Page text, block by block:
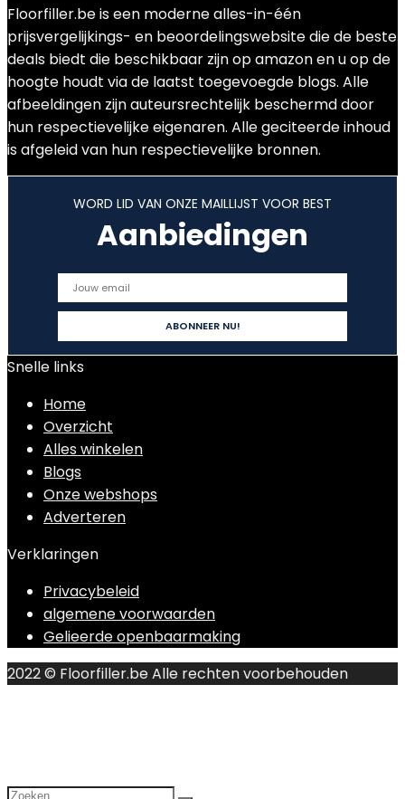
Floorfiller.be is een moderne alles-in-één
prijsvergelijkings- en beoordelingswebsite die de beste
deals biedt die beschikbaar zijn op amazon en u op de
hoogte houdt via de laatst toegevoegde blogs. Alle
afbeeldingen zijn auteursrechtelijk beschermd door
hun respectievelijke eigenaren. Alle geciteerde inhoud
is afgeleid van hun respectievelijke bronnen.
WORD LID VAN ONZE MAILLIJST VOOR BEST
Aanbiedingen
Snelle links
Home
Overzicht
Alles winkelen
Blogs
Onze webshops
Adverteren
Verklaringen
Privacybeleid
algemene voorwaarden
Gelieerde openbaarmaking
2022 © Floorfiller.be Alle rechten voorbehouden